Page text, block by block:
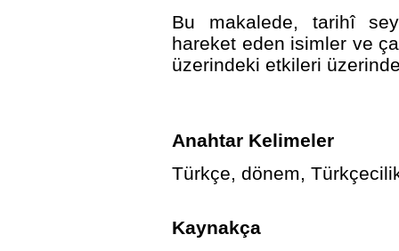
Bu makalede, tarihî
hareket eden isimler ve
üzerindeki etkileri
Anahtar Kelimeler
Türkçe, dönem,
Kaynakça